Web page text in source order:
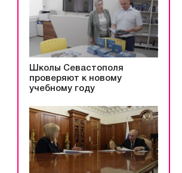
Школы Севастополя
проверяют к новому
учебному году